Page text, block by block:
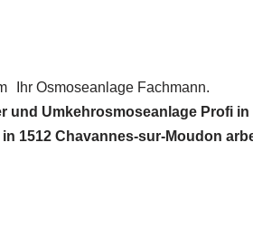
Ihr Osmoseanlage Fachmann.
und Umkehrosmoseanlage
1512 Chavannes-sur-Moudon